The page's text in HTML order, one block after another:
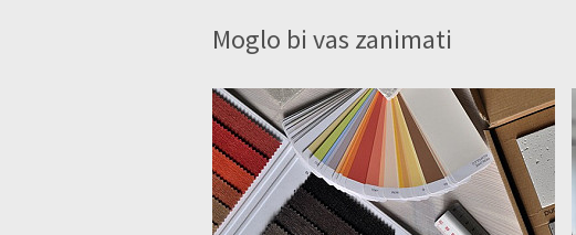
Moglo bi vas zanimati